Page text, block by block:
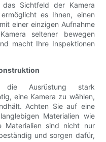
Sichtfeld der Kamera
es Ihnen, einen
einer einzigen Aufnahme
seltener bewegen
macht Ihre Inspektionen
die Ausrüstung stark
eine Kamera zu wählen,
Achten Sie auf eine
Materialien wie
Materialien sind nicht nur
und sorgen dafür,